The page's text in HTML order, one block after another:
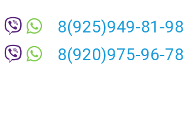
8(925)949-81-98
8(920)975-96-78